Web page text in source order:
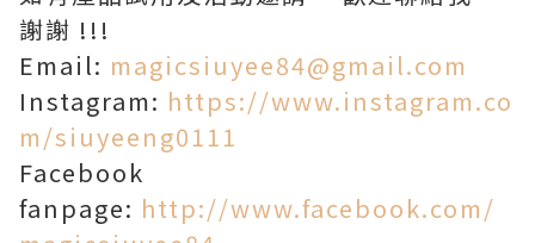
謝謝 !!!
Email: magicsiuyee84@gmail.com
Instagram: https://www.instagram.co
m/siuyeeng0111
Facebook
fanpage: http://www.facebook.com/